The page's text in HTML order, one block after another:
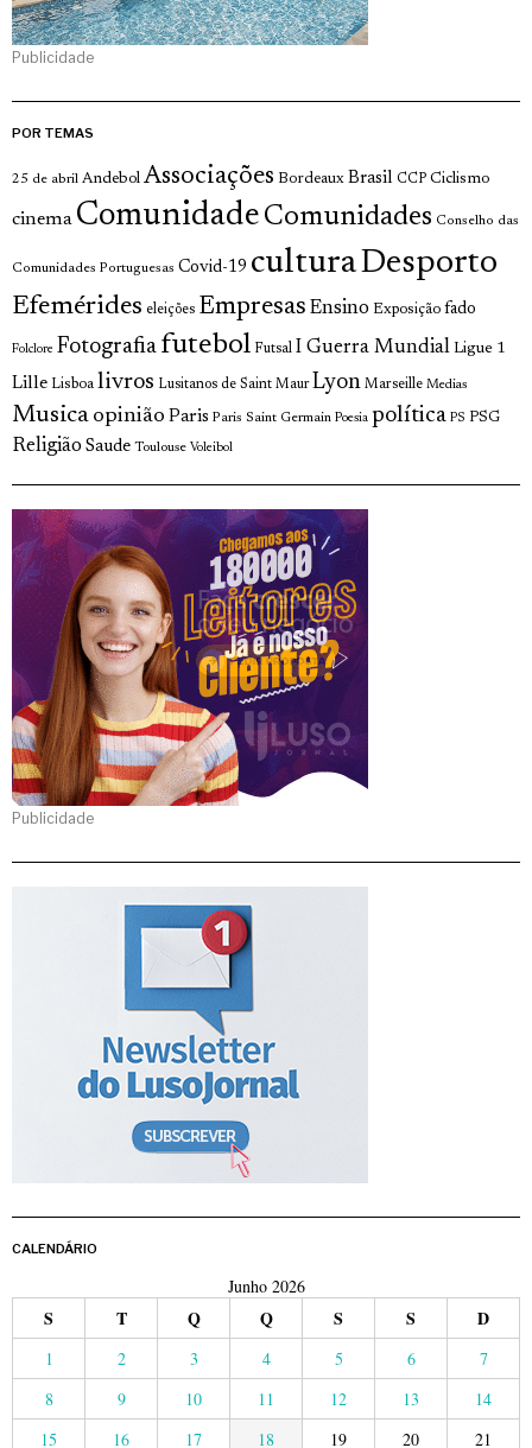
Publicidade
POR TEMAS
25 de abril Andebol Associações Bordeaux Brasil CCP Ciclismo
cinema Comunidade Comunidades Conselho das
Comunidades Portuguesas Covid-19 culturaDesporto
Efemérides eleições Empresas Ensino Exposição fado
Folclore Fotografia futebol Futsal I Guerra Mundial Ligue 1
Lille Lisboa livros Lusitanos de Saint Maur Lyon Marseille Medias
Musica opinião Paris Paris Saint Germain Poesia política PS PSG
Religião Saude Toulouse Voleibol
Publicidade
CALENDÁRIO
Junho 2026
S T Q Q S S D
1 2 3 4 5 6
7
8
9 10 11 12 13
14
15
16 17 18 19 20 21